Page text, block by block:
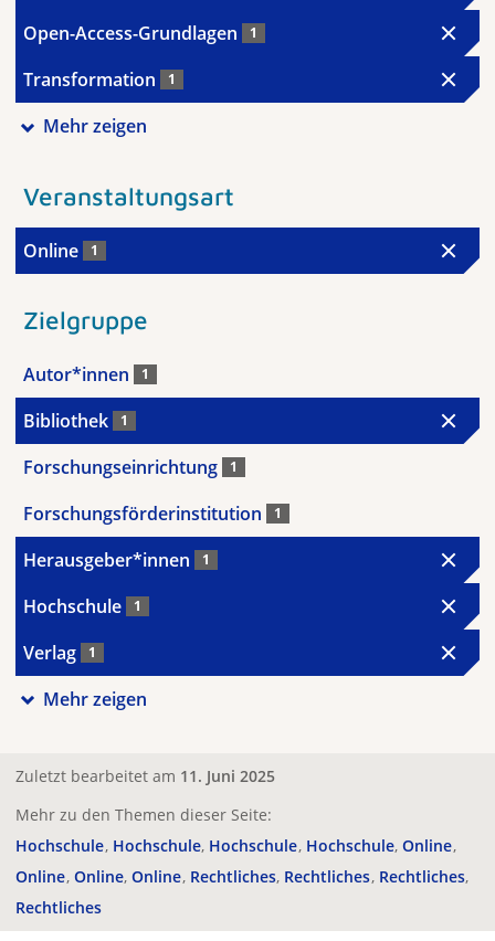
Open-Access-Grundlagen 1
Transformation 1
Mehr zeigen
Veranstaltungsart
Online 1
Zielgruppe
Autor*innen 1
Bibliothek 1
Forschungseinrichtung 1
Forschungsförderinstitution 1
Herausgeber*innen 1
Hochschule 1
Verlag 1
Mehr zeigen
Zuletzt bearbeitet am 11. Juni 2025
Mehr zu den Themen dieser Seite:
Hochschule Hochschule Hochschule Hochschule Online
Online Online Online Rechtliches Rechtliches Rechtliches
Rechtliches